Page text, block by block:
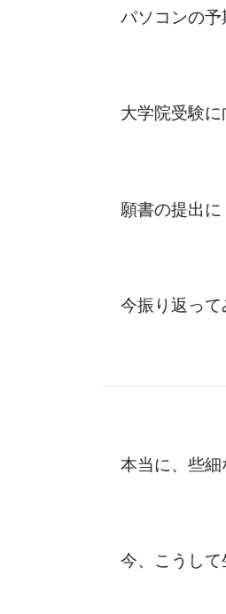
パソコンの予
大学院受験に
願書の提出に
今振り返って
本当に、些細
今、こうして